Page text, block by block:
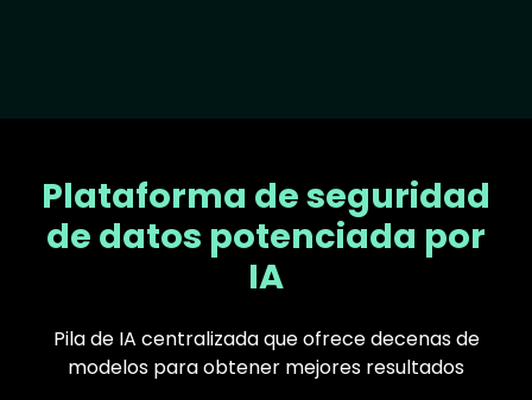
Plataforma de seguridad
de datos potenciada por
IA
Pila de IA centralizada que ofrece decenas de
modelos para obtener mejores resultados